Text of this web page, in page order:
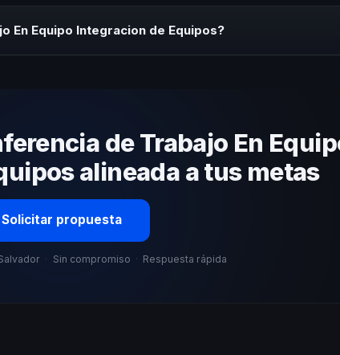
En Equipo Integracion de Equipos?
de Trabajo En
alineada a tus metas
Solicitar propuesta
· Sin compromiso · Respuesta rápida